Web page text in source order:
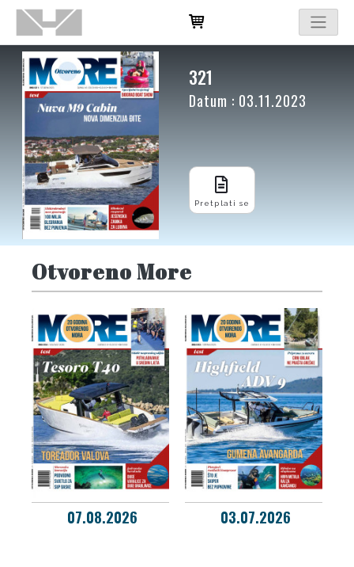
321
Datum : 03.11.2023
Pretplati se
Otvoreno More
07.08.2026 03.07.2026